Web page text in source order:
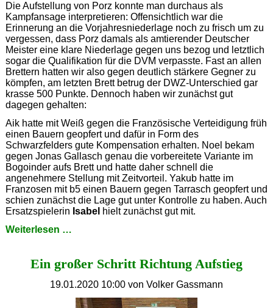
Die Aufstellung von Porz konnte man durchaus als
Kampfansage interpretieren: Offensichtlich war die
Erinnerung an die Vorjahresniederlage noch zu frisch um zu
vergessen, dass Porz damals als amtierender Deutscher
Meister eine klare Niederlage gegen uns bezog und letztlich
sogar die Qualifikation für die DVM verpasste. Fast an allen
Brettern hatten wir also gegen deutlich stärkere Gegner zu
kömpfen, am letzten Brett betrug der DWZ-Unterschied gar
krasse 500 Punkte. Dennoch haben wir zunächst gut
dagegen gehalten:
Aik hatte mit Weiß gegen die Französische Verteidigung früh
einen Bauern geopfert und dafür in Form des
Schwarzfelders gute Kompensation erhalten. Noel bekam
gegen Jonas Gallasch genau die vorbereitete Variante im
Bogoinder aufs Brett und hatte daher schnell die
angenehmere Stellung mit Zeitvorteil. Yakub hatte im
Franzosen mit b5 einen Bauern gegen Tarrasch geopfert und
schien zunächst die Lage gut unter Kontrolle zu haben. Auch
Ersatzspielerin Isabel hielt zunächst gut mit.
Weiterlesen …
Jugendbundesliga
Ein großer Schritt Richtung Aufstieg
19.01.2020 10:00 von Volker Gassmann